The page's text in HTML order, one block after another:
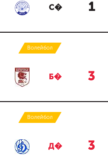
С� 1
Волейбол
Б� 3
Волейбол
Д� 3